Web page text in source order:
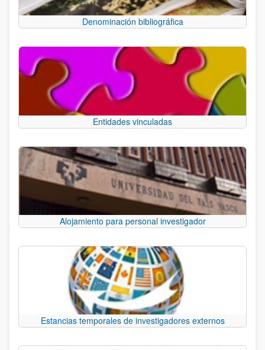
Denominación bibliográfica
Entidades vinculadas
Alojamiento para personal investigador
Estancias temporales de investigadores externos